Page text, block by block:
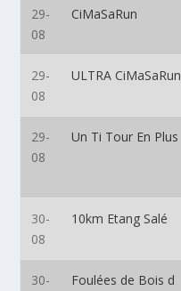
29-
08
CiMaSaRun
29-
08
ULTRA CiMaSaRun
29-
08
Un Ti Tour En Plus
30-
08
10km Etang Salé
30-
Foulées de Bois d